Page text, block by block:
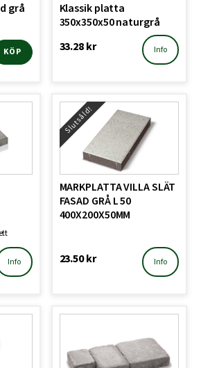
grå
KÖP
Klassik platta
350x350x50 naturgrå
33.28kr Info
…
Info
Slutsåld!
MARKPLATTA VILLA SLÄT
FASAD GRÅ L 50
400X200X50MM
23.50kr Info